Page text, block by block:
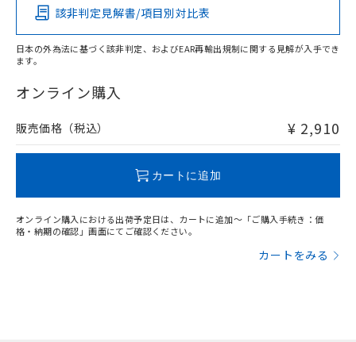
O
在庫等で未対応品が混在する可能性があります。
問い合わせください。
該非判定見解書/項目別対比表
日本の外為法に基づく該非判定、およびEAR再輸出規制に関する見解が入手でき
ます。
オンライン購入
販売価格（税込） ¥ 2,910
カートに追加
オンライン購入における出荷予定日は、カートに追加～「ご購入手続き：価
格・納期の確認」画面にてご確認ください。
カートをみる